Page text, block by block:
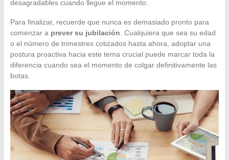
desagradables cuando llegue el momento.
Para finalizar, recuerde que nunca es demasiado pronto para
comenzar a prever su jubilación. Cualquiera que sea su edad
o el número de trimestres cotizados hasta ahora, adoptar una
postura proactiva hacia este tema crucial puede marcar toda la
diferencia cuando sea el momento de colgar definitivamente las
botas.